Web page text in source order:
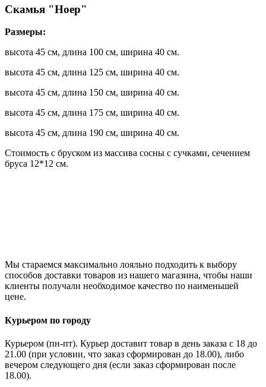
Скамья "Ноер"
Размеры:
высота 45 см, длина 100 см, ширина 40 см.
высота 45 см, длина 125 см, ширина 40 см.
высота 45 см, длина 150 см, ширина 40 см.
высота 45 см, длина 175 см, ширина 40 см.
высота 45 см, длина 190 см, ширина 40 см.
Стоимость с бруском из массива сосны с сучками, сечением
бруса 12*12 см.
Мы стараемся максимально лояльно подходить к выбору
способов доставки товаров из нашего магазина, чтобы наши
клиенты получали необходимое качество по наименьшей
цене.
Курьером по городу
Курьером (пн-пт). Курьер доставит товар в день заказа с 18 до
21.00 (при условии, что заказ сформирован до 18.00), либо
вечером следующего дня (если заказ сформирован после
18.00).